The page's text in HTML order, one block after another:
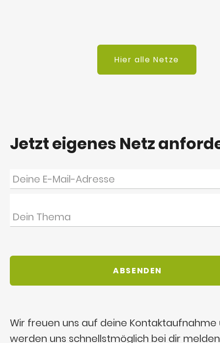
Hier alle Netze
Jetzt eigenes Netz
Wir freuen uns auf deine Kontaktaufnahme
werden uns schnellstmöglich bei dir